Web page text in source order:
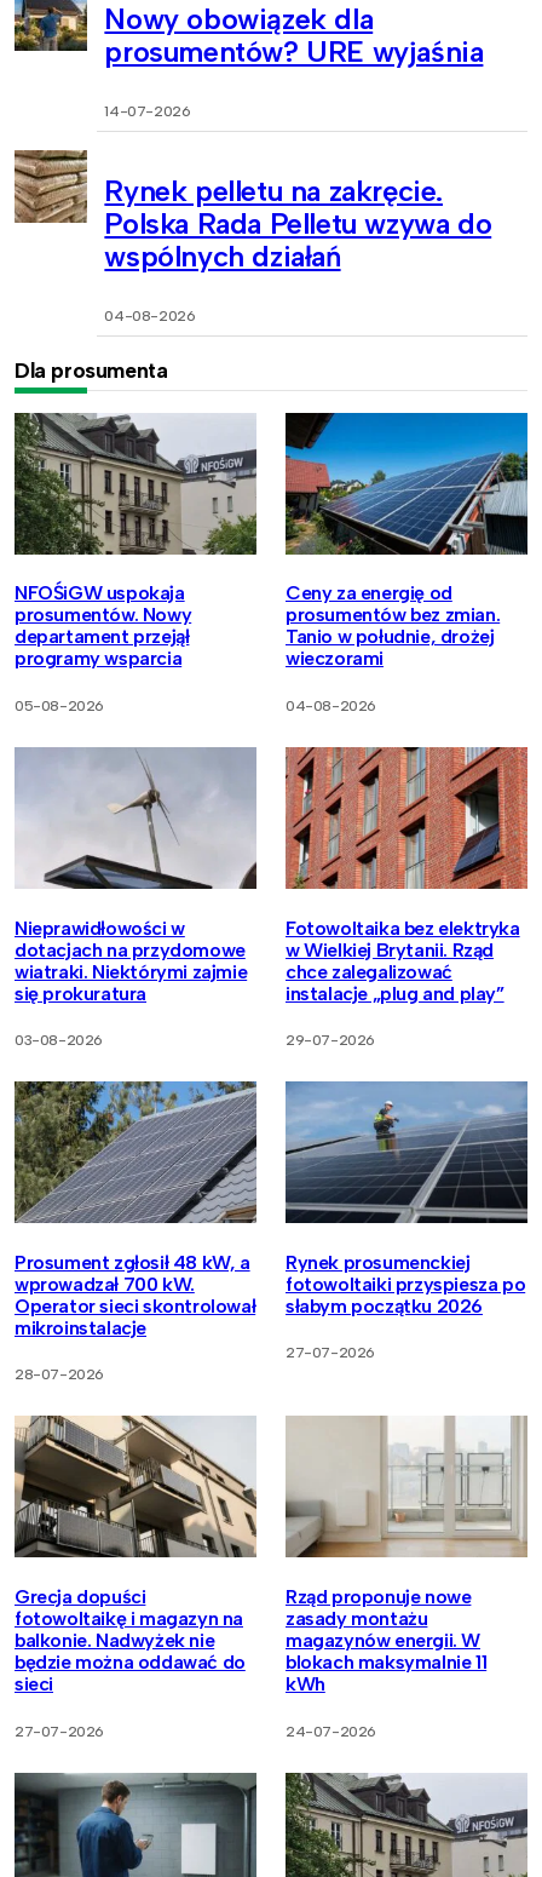
Nowy obowiązek dla
prosumentów? URE wyjaśnia
14-07-2026
Rynek pelletu na zakręcie.
Polska Rada Pelletu wzywa do
wspólnych działań
04-08-2026
Dla prosumenta
NFOŚiGW uspokaja
prosumentów. Nowy
departament przejął
programy wsparcia
05-08-2026
Ceny za energię od
prosumentów bez zmian.
Tanio w południe, drożej
wieczorami
04-08-2026
Nieprawidłowości w
dotacjach na przydomowe
wiatraki. Niektórymi zajmie
się prokuratura
03-08-2026
Fotowoltaika bez elektryka
w Wielkiej Brytanii. Rząd
chce zalegalizować
instalacje „plug and play”
29-07-2026
Prosument zgłosił 48 kW, a
wprowadzał 700 kW.
Operator sieci skontrolował
mikroinstalacje
28-07-2026
Rynek prosumenckiej
fotowoltaiki przyspiesza po
słabym początku 2026
27-07-2026
Grecja dopuści
fotowoltaikę i magazyn na
balkonie. Nadwyżek nie
będzie można oddawać do
sieci
27-07-2026
Rząd proponuje nowe
zasady montażu
magazynów energii. W
blokach maksymalnie 11
kWh
24-07-2026